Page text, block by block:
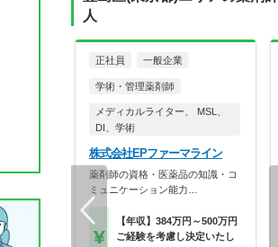
人
正社員 一般企業
学術・管理薬剤師
メディカルライター、 MSL、
DI、学術
株式会社EPファーマライン
薬剤師の資格・医薬品の知識・コ
ミュニケーション能力…
【年収】384万円～500万円
ご経験を考慮し決定いたし